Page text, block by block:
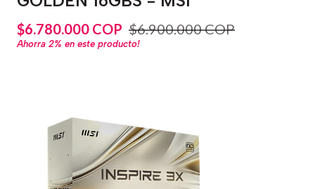
$6.780.000 COP $6.900.000 COP
Ahorra 2% en este producto!